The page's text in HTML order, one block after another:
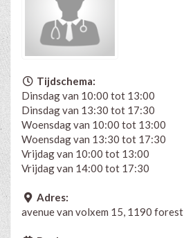
Tijdschema:
Dinsdag van 10:00 tot 13:00
Dinsdag van 13:30 tot 17:30
Woensdag van 10:00 tot 13:00
Woensdag van 13:30 tot 17:30
Vrijdag van 10:00 tot 13:00
Vrijdag van 14:00 tot 17:30
Adres:
avenue van volxem 15, 1190 forest